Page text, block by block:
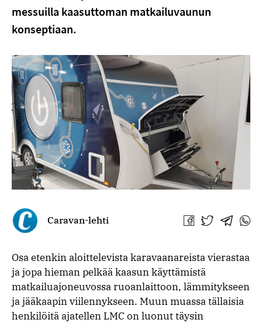
messuilla kaasuttoman matkailuvaunun
konseptiaan.
Caravan-lehti
Jaa Jaa Jaa Jaa
Osa etenkin aloittelevista karavaanareista vierastaa
ja jopa hieman pelkää kaasun käyttämistä
matkailuajoneuvossa ruoanlaittoon, lämmitykseen
ja jääkaapin viilennykseen. Muun muassa tällaisia
henkilöitä ajatellen LMC on luonut täysin